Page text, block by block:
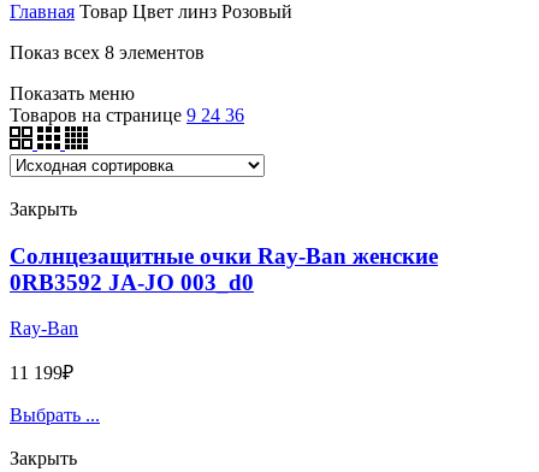
Главная Товар Цвет линз Розовый
Показ всех 8 элементов
Показать меню
Товаров на странице 9 24 36
Закрыть
Солнцезащитные очки Ray-Ban женские
0RB3592 JA-JO 003_d0
Ray-Ban
11 199₽
Выбрать ...
Закрыть